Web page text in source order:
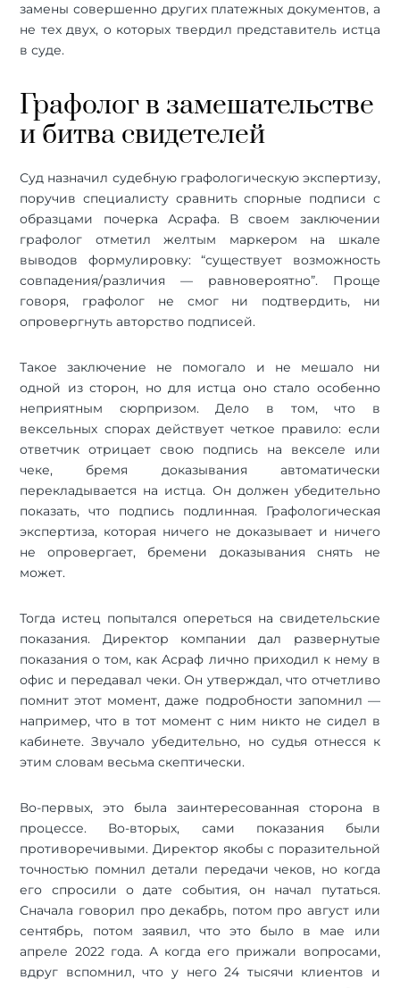
замены совершенно других платежных документов, а
не тех двух, о которых твердил представитель истца
в суде.
Графолог в замешательстве
и битва свидетелей
Суд назначил судебную графологическую экспертизу,
поручив специалисту сравнить спорные подписи с
образцами почерка Асрафа. В своем заключении
графолог отметил желтым маркером на шкале
выводов формулировку: “существует возможность
совпадения/различия — равновероятно”. Проще
говоря, графолог не смог ни подтвердить, ни
опровергнуть авторство подписей.
Такое заключение не помогало и не мешало ни
одной из сторон, но для истца оно стало особенно
неприятным сюрпризом. Дело в том, что в
вексельных спорах действует четкое правило: если
ответчик отрицает свою подпись на векселе или
чеке, бремя доказывания автоматически
перекладывается на истца. Он должен убедительно
показать, что подпись подлинная. Графологическая
экспертиза, которая ничего не доказывает и ничего
не опровергает, бремени доказывания снять не
может.
Тогда истец попытался опереться на свидетельские
показания. Директор компании дал развернутые
показания о том, как Асраф лично приходил к нему в
офис и передавал чеки. Он утверждал, что отчетливо
помнит этот момент, даже подробности запомнил —
например, что в тот момент с ним никто не сидел в
кабинете. Звучало убедительно, но судья отнесся к
этим словам весьма скептически.
Во-первых, это была заинтересованная сторона в
процессе. Во-вторых, сами показания были
противоречивыми. Директор якобы с поразительной
точностью помнил детали передачи чеков, но когда
его спросили о дате события, он начал путаться.
Сначала говорил про декабрь, потом про август или
сентябрь, потом заявил, что это было в мае или
апреле 2022 года. А когда его прижали вопросами,
вдруг вспомнил, что у него 24 тысячи клиентов и